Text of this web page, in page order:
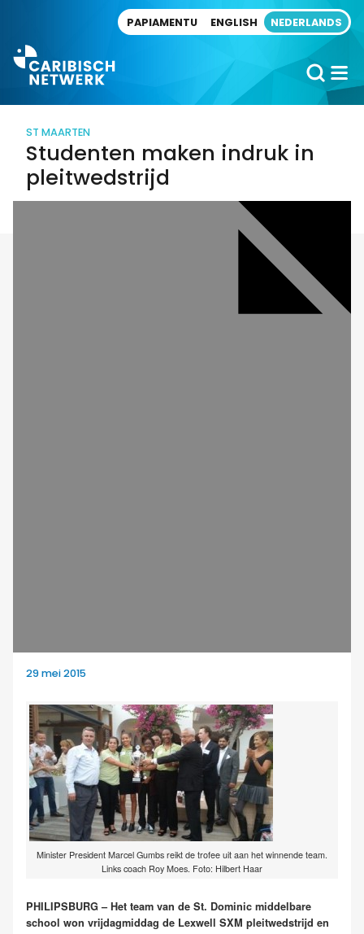
PAPIAMENTU ENGLISH NEDERLANDS
ST MAARTEN
Studenten maken indruk in
pleitwedstrijd
29 mei 2015
Minister President Marcel Gumbs reikt de trofee uit aan het winnende team.
Links coach Roy Moes. Foto: Hilbert Haar
PHILIPSBURG – Het team van de St. Dominic middelbare
school won vrijdagmiddag de Lexwell SXM pleitwedstrijd en